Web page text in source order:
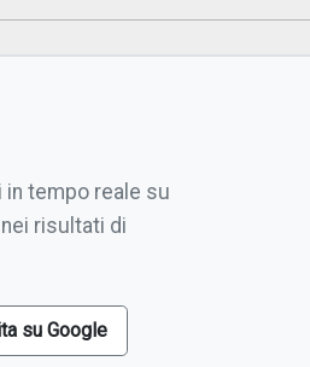
tempo reale su
risultati di
su Google